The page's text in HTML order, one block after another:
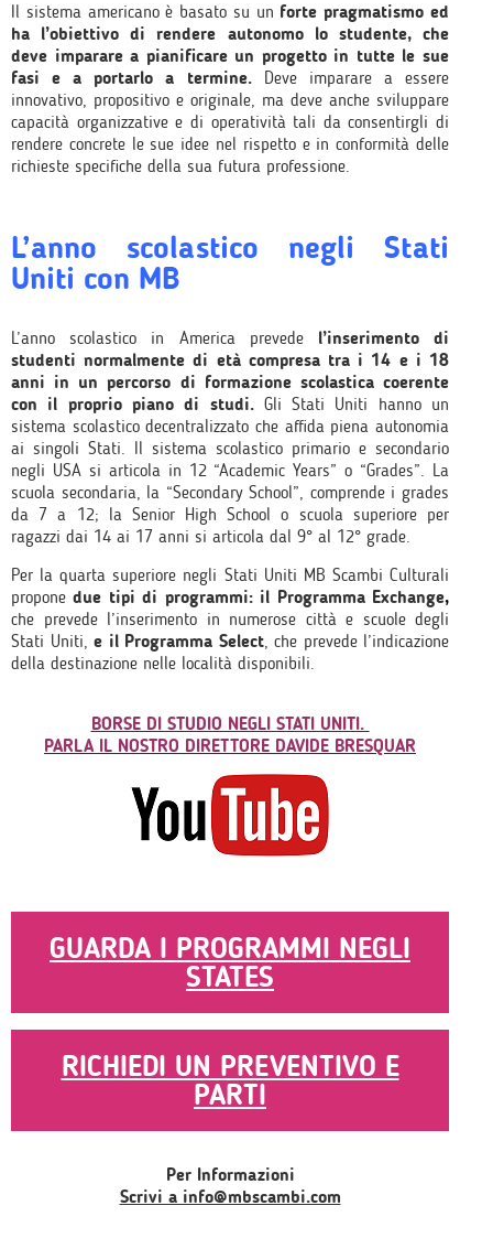
Il sistema americano è basato su un forte pragmatismo ed
ha l’obiettivo di rendere autonomo lo studente, che
deve imparare a pianificare un progetto in tutte le sue
fasi e a portarlo a termine.Deve imparare a essere
innovativo, propositivo e originale, ma deve anche sviluppare
capacità organizzative e di operatività tali da consentirgli di
rendere concrete le sue idee nel rispetto e in conformità delle
richieste specifiche della sua futura professione.
L’anno scolastico negli Stati
Uniti con MB
L’anno scolastico in America prevedel’inserimento di
studenti normalmente di età compresa tra i 14 e i 18
anni in un percorso di formazione scolastica coerente
con il proprio piano di studi.Gli Stati Uniti hanno un
sistema scolastico decentralizzato che affida piena autonomia
ai singoli Stati. Il sistema scolastico primario e secondario
negli USA si articola in 12 “Academic Years” o “Grades”. La
scuola secondaria, la “Secondary School”, comprende i grades
da 7 a 12; la Senior High School o scuola superiore per
ragazzi dai 14 ai 17 anni si articola dal 9° al 12° grade.
Per la quarta superiore negli Stati Uniti MB Scambi Culturali
proponedue tipi di programmi: il Programma Exchange,
che prevede l’inserimento in numerose città e scuole degli
Stati Uniti, e il Programma Select, che prevede l’indicazione
della destinazione nelle località disponibili.
BORSE DI STUDIO NEGLI STATI UNITI.
PARLA IL NOSTRO DIRETTORE DAVIDE BRESQUAR
GUARDA I PROGRAMMI NEGLI
STATES
RICHIEDI UN PREVENTIVO E
PARTI
Per Informazioni
Scrivi a info@mbscambi.com